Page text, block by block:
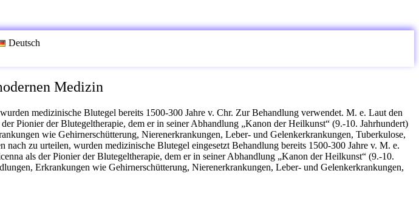
Deutsch
Medizin
medizinische Blutegel bereits 1500-300 Jahre v. Chr. Zur Behandlung verwendet. M. e. Laut den
Pionier der Blutegeltherapie, dem er in seiner Abhandlung „Kanon der Heilkunst“ (9.-10. Jahrhundert)
wie Gehirnerschütterung, Nierenerkrankungen, Leber- und Gelenkerkrankungen, Tuberkulose,
zu urteilen, wurden medizinische Blutegel eingesetzt Behandlung bereits 1500-300 Jahre v. M. e.
als der Pionier der Blutegeltherapie, dem er in seiner Abhandlung „Kanon der Heilkunst“ (9.-10.
Erkrankungen wie Gehirnerschütterung, Nierenerkrankungen, Leber- und Gelenkerkrankungen,